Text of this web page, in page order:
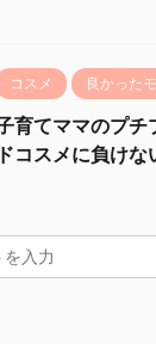
コスメ 良かった
育てママのプチ
ドコスメに負けな